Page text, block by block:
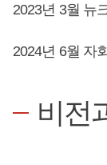
2023년 3월 뉴
2024년 6월 자
비전